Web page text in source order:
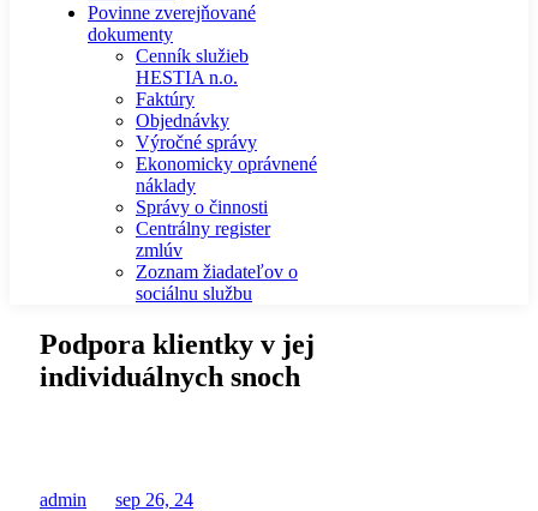
Povinne zverejňované
dokumenty
Cenník služieb
HESTIA n.o.
Faktúry
Objednávky
Výročné správy
Ekonomicky oprávnené
náklady
Správy o činnosti
Centrálny register
zmlúv
Zoznam žiadateľov o
sociálnu službu
Podpora klientky v jej
individuálnych snoch
admin
sep 26, 24